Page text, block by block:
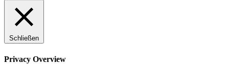
Schließen
Privacy Overview